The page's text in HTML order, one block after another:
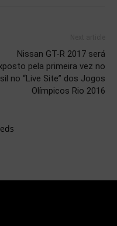
Nissan GT-R 2017 será
pela primeira vez no
no “Live Site” dos Jogos
Olímpicos Rio 2016